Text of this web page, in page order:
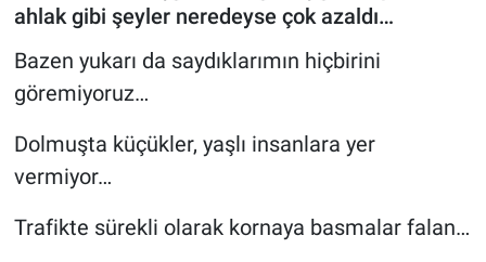
ahlak gibi şeyler neredeyse çok azaldı…
Bazen yukarı da saydıklarımın hiçbirini
göremiyoruz…
Dolmuşta küçükler, yaşlı insanlara yer
vermiyor…
Trafikte sürekli olarak kornaya basmalar falan…